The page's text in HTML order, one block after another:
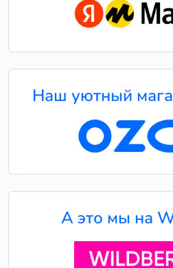
Наш уютный
А это мы на